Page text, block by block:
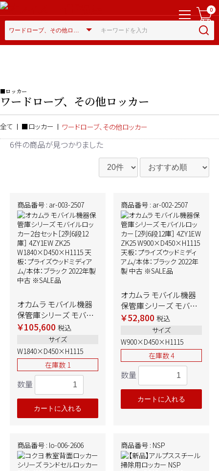
0
■ロッカー
ワードローブ、その他ロッカー
全て ■ロッカー ワードローブ、その他ロッカー
6件の商品が見つかりました
商品番号 : ar-003-2507
オカムラ モバイル機器
保管庫シリーズ モバイ
ルロッカー2台セット［2
列6段12庫］ 4ZY1EW
ZK25
W1840×D450×H1115
天板：プライズウッドミデ
ィアム/本体：ブラック
2022年製 中古 ※SALE
品
￥105,600 税込
サイズ
W1840×D450×H1115
在庫数 1
数量
カートに入れる
商品番号 : ar-002-2507
オカムラ モバイル機器
保管庫シリーズ モバイ
ルロッカー［2列6段12
庫］ 4ZY1EW ZK25
W900×D450×H1115
天板：プライズウッドミデ
ィアム/本体：ブラック
2022年製 中古 ※SALE
品
￥52,800 税込
サイズ
W900×D450×H1115
在庫数 4
数量
カートに入れる
商品番号 : lo-006-2606 商品番号 : NSP